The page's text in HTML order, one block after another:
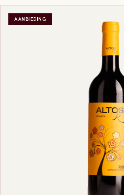
was:
€ 18,70.
is:
€ 17,50.
AANBIEDING